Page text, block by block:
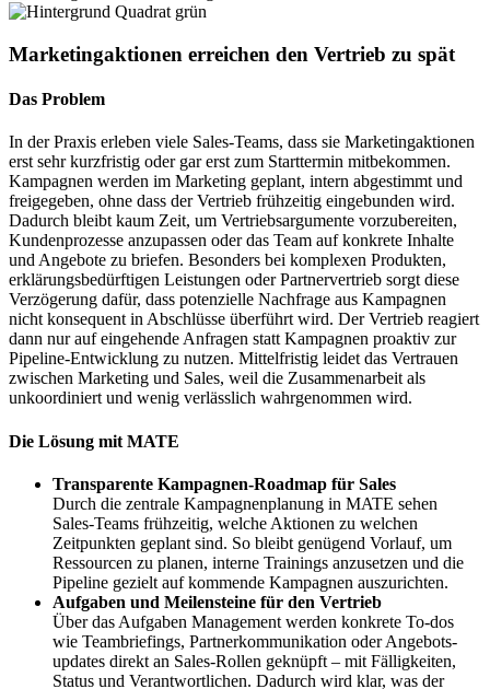
Marketing­aktionen erreichen den Vertrieb zu spät
Das Problem
In der Praxis erleben viele Sales-Teams, dass sie Marketingaktionen
erst sehr kurzfristig oder gar erst zum Starttermin mitbekommen.
Kampagnen werden im Marketing geplant, intern abgestimmt und
freigegeben, ohne dass der Vertrieb frühzeitig eingebunden wird.
Dadurch bleibt kaum Zeit, um Vertriebs­argumente vorzubereiten,
Kunden­prozesse anzupassen oder das Team auf konkrete Inhalte
und Angebote zu briefen. Besonders bei komplexen Produkten,
erklärungs­bedürftigen Leistungen oder Partnervertrieb sorgt diese
Verzögerung dafür, dass potenzielle Nachfrage aus Kampagnen
nicht konsequent in Abschlüsse überführt wird. Der Vertrieb reagiert
dann nur auf eingehende Anfragen statt Kampagnen proaktiv zur
Pipeline-Entwicklung zu nutzen. Mittelfristig leidet das Vertrauen
zwischen Marketing und Sales, weil die Zusammenarbeit als
unkoordiniert und wenig verlässlich wahrgenommen wird.
Die Lösung mit MATE
Transparente Kampagnen-Roadmap für Sales
Durch die zentrale Kampagnen­planung in MATE sehen
Sales-Teams frühzeitig, welche Aktionen zu welchen
Zeitpunkten geplant sind. So bleibt genügend Vorlauf, um
Ressourcen zu planen, interne Trainings anzusetzen und die
Pipeline gezielt auf kommende Kampagnen auszurichten.
Aufgaben und Meilensteine für den Vertrieb
Über das Aufgaben Management werden konkrete To-dos
wie Teambriefings, Partner­kommunikation oder Angebots­
updates direkt an Sales-Rollen geknüpft – mit Fälligkeiten,
Status und Verantwortlichen. Dadurch wird klar, was der